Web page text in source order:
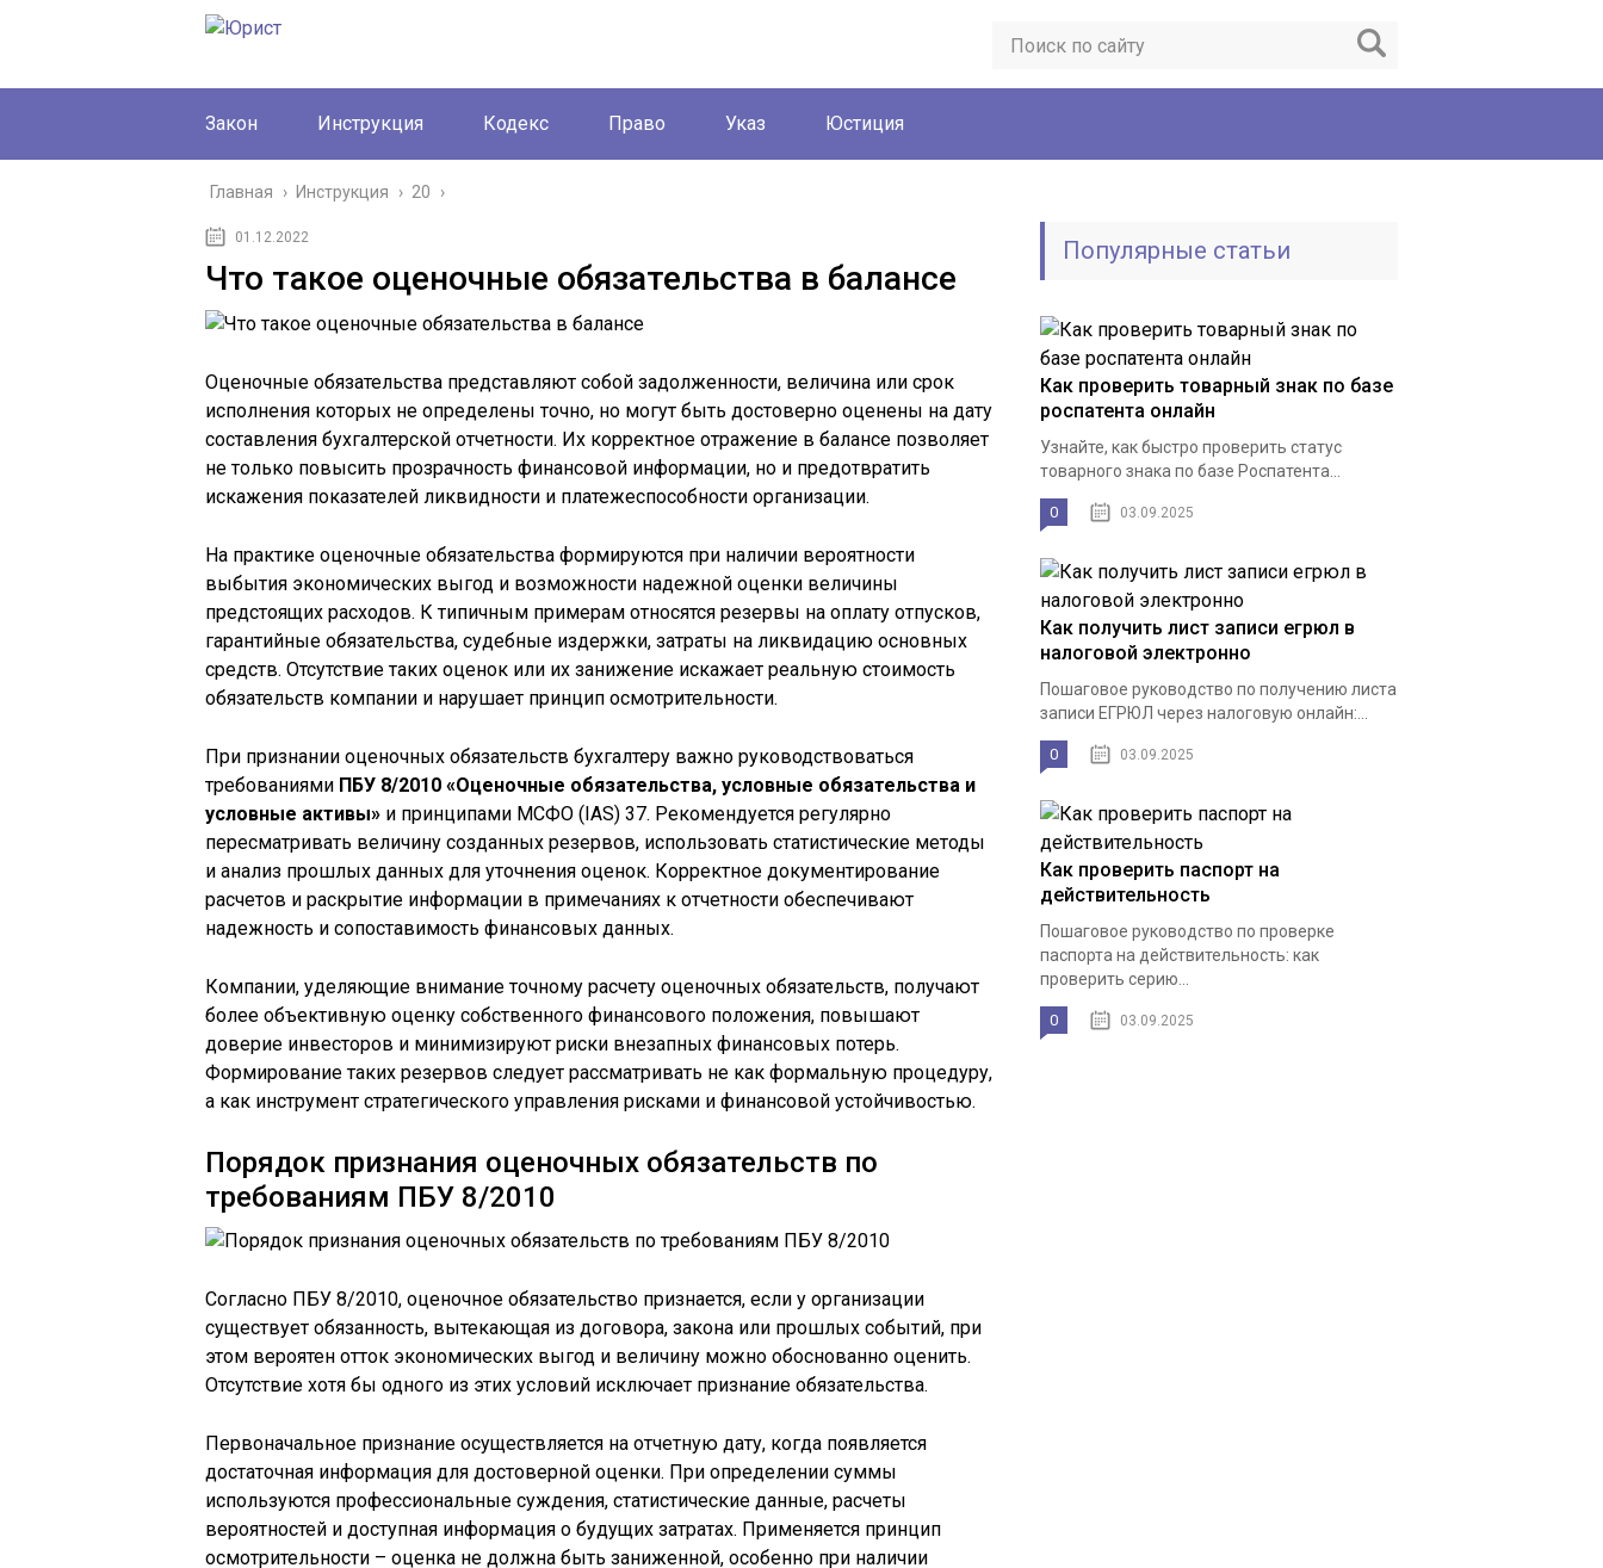
Закон Инструкция Кодекс Право Указ Юстиция
Главная › Инструкция › 20 ›
01.12.2022
Что такое оценочные обязательства в балансе
Оценочные обязательства представляют собой задолженности, величина или срок
исполнения которых не определены точно, но могут быть достоверно оценены на дату
составления бухгалтерской отчетности. Их корректное отражение в балансе позволяет
не только повысить прозрачность финансовой информации, но и предотвратить
искажения показателей ликвидности и платежеспособности организации.
На практике оценочные обязательства формируются при наличии вероятности
выбытия экономических выгод и возможности надежной оценки величины
предстоящих расходов. К типичным примерам относятся резервы на оплату отпусков,
гарантийные обязательства, судебные издержки, затраты на ликвидацию основных
средств. Отсутствие таких оценок или их занижение искажает реальную стоимость
обязательств компании и нарушает принцип осмотрительности.
При признании оценочных обязательств бухгалтеру важно руководствоваться
требованиями ПБУ 8/2010 «Оценочные обязательства, условные обязательства и
условные активы» и принципами МСФО (IAS) 37. Рекомендуется регулярно
пересматривать величину созданных резервов, использовать статистические методы
и анализ прошлых данных для уточнения оценок. Корректное документирование
расчетов и раскрытие информации в примечаниях к отчетности обеспечивают
надежность и сопоставимость финансовых данных.
Компании, уделяющие внимание точному расчету оценочных обязательств, получают
более объективную оценку собственного финансового положения, повышают
доверие инвесторов и минимизируют риски внезапных финансовых потерь.
Формирование таких резервов следует рассматривать не как формальную процедуру,
а как инструмент стратегического управления рисками и финансовой устойчивостью.
Порядок признания оценочных обязательств по
требованиям ПБУ 8/2010
Согласно ПБУ 8/2010, оценочное обязательство признается, если у организации
существует обязанность, вытекающая из договора, закона или прошлых событий, при
этом вероятен отток экономических выгод и величину можно обоснованно оценить.
Отсутствие хотя бы одного из этих условий исключает признание обязательства.
Первоначальное признание осуществляется на отчетную дату, когда появляется
достаточная информация для достоверной оценки. При определении суммы
используются профессиональные суждения, статистические данные, расчеты
вероятностей и доступная информация о будущих затратах. Применяется принцип
осмотрительности – оценка не должна быть заниженной, особенно при наличии
Популярные статьи
Как проверить товарный знак по базе
роспатента онлайн
Узнайте, как быстро проверить статус
товарного знака по базе Роспатента...
0 03.09.2025
Как получить лист записи егрюл в
налоговой электронно
Пошаговое руководство по получению листа
записи ЕГРЮЛ через налоговую онлайн:...
0 03.09.2025
Как проверить паспорт на
действительность
Пошаговое руководство по проверке
паспорта на действительность: как
проверить серию...
0 03.09.2025